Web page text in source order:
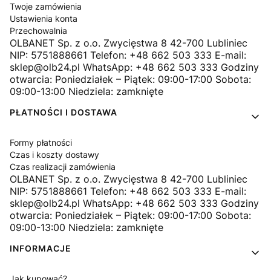
Twoje zamówienia
Ustawienia konta
Przechowalnia
OLBANET Sp. z o.o. Zwycięstwa 8 42-700 Lubliniec
NIP: 5751888661 Telefon: +48 662 503 333 E-mail:
sklep@olb24.pl WhatsApp: +48 662 503 333 Godziny
otwarcia: Poniedziałek – Piątek: 09:00-17:00 Sobota:
09:00-13:00 Niedziela: zamknięte
PŁATNOŚCI I DOSTAWA
Formy płatności
Czas i koszty dostawy
Czas realizacji zamówienia
OLBANET Sp. z o.o. Zwycięstwa 8 42-700 Lubliniec
NIP: 5751888661 Telefon: +48 662 503 333 E-mail:
sklep@olb24.pl WhatsApp: +48 662 503 333 Godziny
otwarcia: Poniedziałek – Piątek: 09:00-17:00 Sobota:
09:00-13:00 Niedziela: zamknięte
INFORMACJE